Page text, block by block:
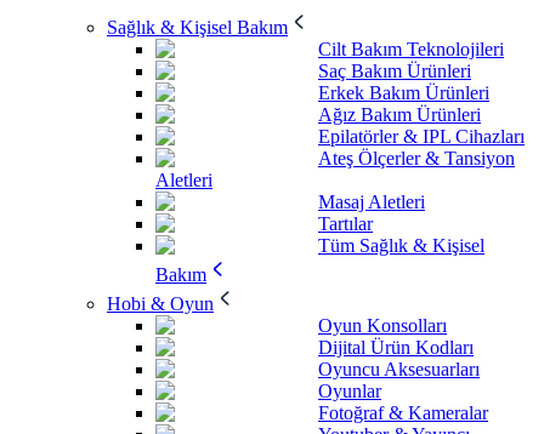
Sağlık & Kişisel Bakım
Cilt Bakım Teknolojileri
Saç Bakım Ürünleri
Erkek Bakım Ürünleri
Ağız Bakım Ürünleri
Epilatörler & IPL Cihazları
Ateş Ölçerler & Tansiyon
Aletleri
Masaj Aletleri
Tartılar
Tüm Sağlık & Kişisel
Bakım
Hobi & Oyun
Oyun Konsolları
Dijital Ürün Kodları
Oyuncu Aksesuarları
Oyunlar
Fotoğraf & Kameralar